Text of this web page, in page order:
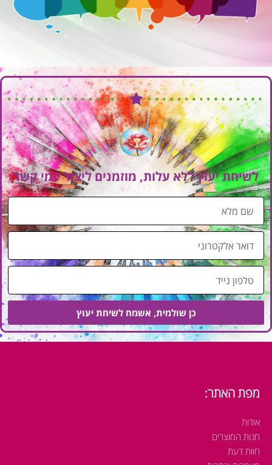
לשיחת יעוץ ללא עלות, מוזמנים ליצור עמי קשר
ש
ם
מ
ל
א
ד
ו
א
ר
א
ל
ק
ט
ט
ל
פ
ן
נ
כן שולמית, אשמח לשיחת יעוץ
מפת האתר:
אודות
חנות המוצרים
חוות דעת